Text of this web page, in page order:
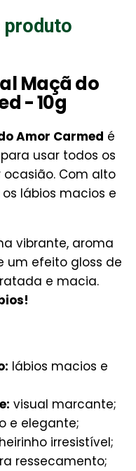
produto
Maçã do
- 10g
Amor Carmed é
usar todos os
Com alto
lábios macios e
vibrante, aroma
um efeito gloss de
e macia.
lábios macios e
visual marcante;
e elegante;
irresistível;
ressecamento;